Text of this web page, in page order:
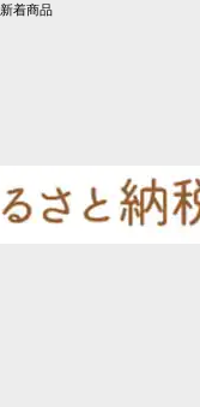
新着商品